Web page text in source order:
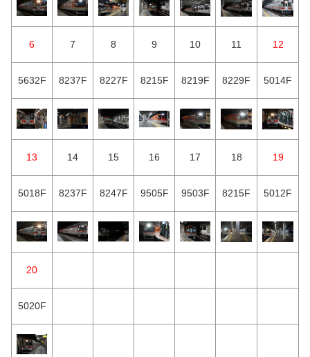
6 7 8 9 10 11 12
5632F 8237F 8227F 8215F 8219F 8229F 5014F
13 14 15 16 17 18 19
5018F 8237F 8247F 9505F 9503F 8215F 5012F
20
5020F